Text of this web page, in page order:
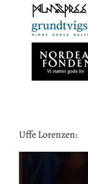
Uffe Lorenzen: